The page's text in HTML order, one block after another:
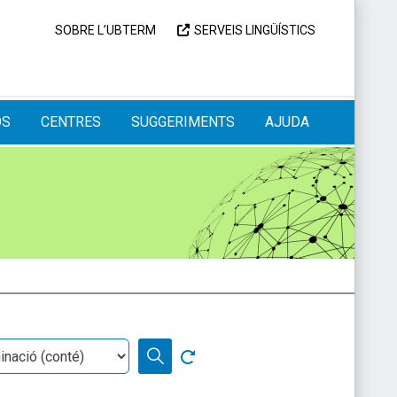
SOBRE L’UBTERM SERVEIS LINGÜÍSTICS
CENTRES SUGGERIMENTS AJUDA
CERCANeteja cerca